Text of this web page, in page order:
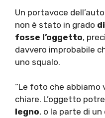
Un portavoce
non è stato in grado
fosse l’oggetto,
davvero improbabile
uno squalo.
“Le foto che abbiamo
chiare. L’oggetto
legno, o la parte di